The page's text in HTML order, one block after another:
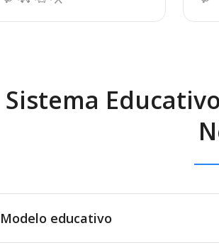
Sistema
Modelo educativo